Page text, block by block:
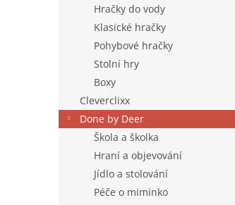
Hračky do vody
Klasické hračky
Pohybové hračky
Stolní hry
Boxy
Cleverclixx
Done by Deer
Škola a školka
Hraní a objevování
Jídlo a stolování
Péče o miminko